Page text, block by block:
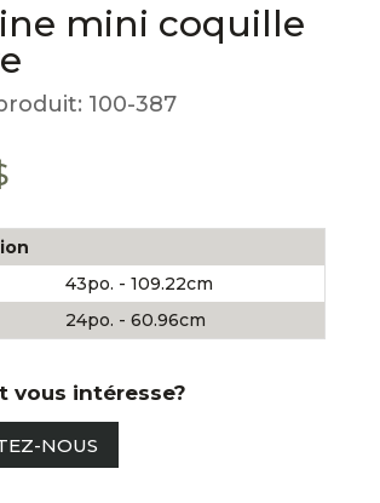
mini coquille
100-387
43po. - 109.22cm
24po. - 60.96cm
vous intéresse?
NOUS